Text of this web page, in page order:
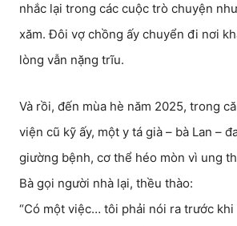
nhắc lại trong các cuộc trò chuyện
xăm. Đôi vợ chồng ấy chuyển đi nơi
lòng vẫn nặng trĩu.
Và rồi, đến mùa hè năm 2025, trong
viện cũ kỹ ấy, một y tá già – bà Lan –
giường bệnh, cơ thể héo mòn vì ung
Bà gọi người nhà lại, thều thào:
“Có một việc… tôi phải nói ra trước khi